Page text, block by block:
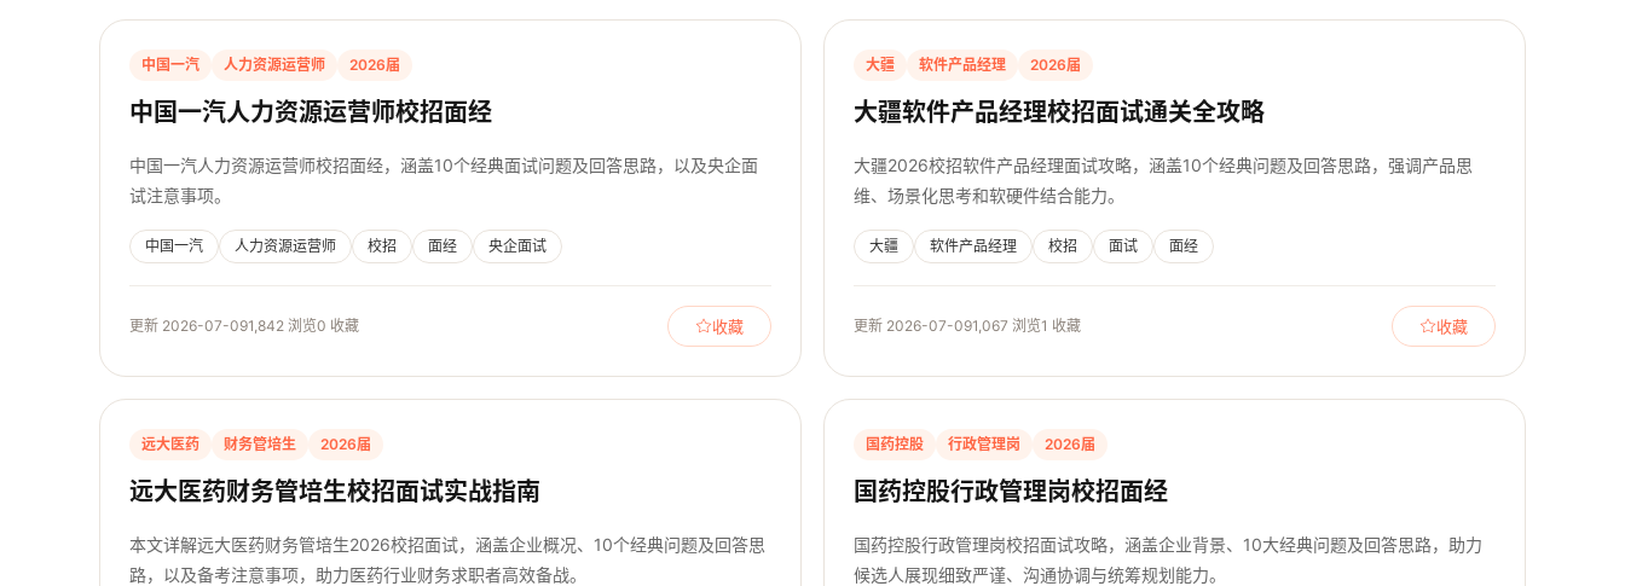
中国一汽 人力资源运营师 2026届
中国一汽人力资源运营师校招面经
中国一汽人力资源运营师校招面经，涵盖10个经典面试问题及回答思路，以及央企面
试注意事项。
中国一汽 人力资源运营师 校招 面经 央企面试
更新 2026-07-091,842 浏览0 收藏 收藏
大疆 软件产品经理 2026届
大疆软件产品经理校招面试通关全攻略
大疆2026校招软件产品经理面试攻略，涵盖10个经典问题及回答思路，强调产品思
维、场景化思考和软硬件结合能力。
大疆 软件产品经理 校招 面试 面经
更新 2026-07-091,067 浏览1 收藏 收藏
远大医药 财务管培生 2026届
远大医药财务管培生校招面试实战指南
本文详解远大医药财务管培生2026校招面试，涵盖企业概况、10个经典问题及回答思
路，以及备考注意事项，助力医药行业财务求职者高效备战。
国药控股 行政管理岗 2026届
国药控股行政管理岗校招面经
国药控股行政管理岗校招面试攻略，涵盖企业背景、10大经典问题及回答思路，助力
候选人展现细致严谨、沟通协调与统筹规划能力。